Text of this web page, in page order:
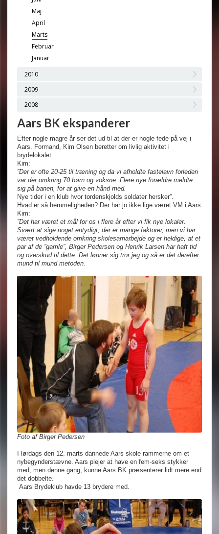
Maj
April
Marts
Februar
Januar
2010
2009
2008
Aars BK ekspanderer
Efter nogle magre år ser det ud til at der er nogle fede på vej i
Aars. Formand, Kim Olsen beretter om livlig aktivitet i
brydelokalet.
Kim:
”Der er ofte 20-25 til træning og da vi afholdte fastelavn forleden
var der omkring 70 børn og voksne. Flere nye forældre meldte
sig på banen, for at give en hånd med.
Nye tider i en klub hvor tordenskjolds soldater hersker”.
Hvad er så hemmeligheden? Der har jo ikke lige været VM i Aars
Kim:
”Det har været et mål for os i flere år efter vi fik nye lokaler.
Svært at sige noget entydigt, der er mange faktorer, men vi har
været vedholdende omkring skolesamarbejde og er heldige, at et
par af de ”gamle”, Birger Pedersen og Henrik Larsen har haft tid
og overskud til dette. Det lønner sig tror jeg og så er det derefter
mund til mund metoden.
Foto af Birger Pedersen
I lørdags den 12. marts dannede Aars skole rammerne om et
nybegynderstævne. Aars plejer at have en fem-seks stykker
med, men denne gang, kunne Aars BK præsenterer lidt mere end
det dobbelte.
Aars Brydeklub havde 13 brydere med.